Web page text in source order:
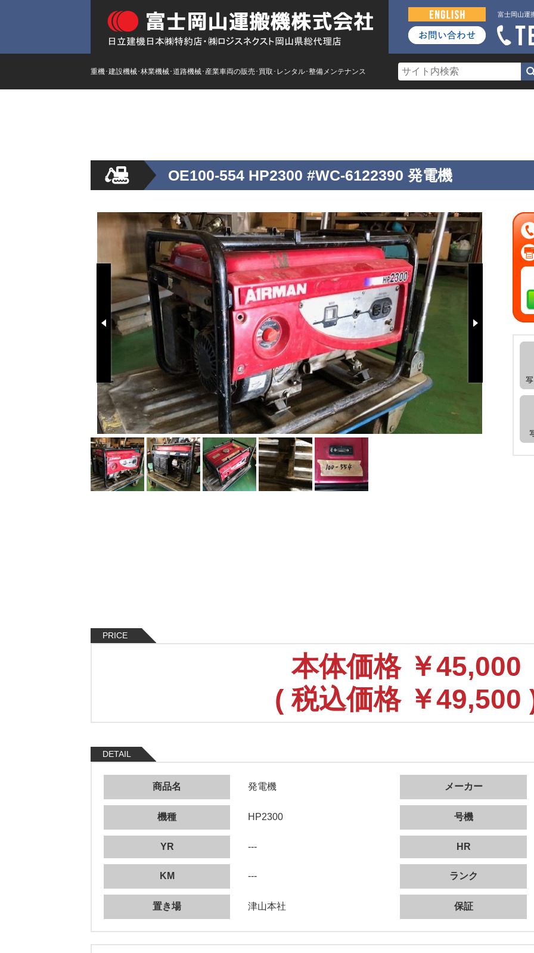
富士岡山運
重機･建設機械･林業機械･道路機械･産業車両の販売･買取･レンタル･整備メンテナンス
OE100-554 HP2300 #WC-6122390 発電機
PRICE
本体価格￥45,000
(税込価格￥49,500
DETAIL
商品名 発電機 メーカー
機種 HP2300 号機
YR --- HR
KM --- ランク
置き場 津山本社 保証